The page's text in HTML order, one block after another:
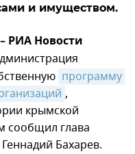
и имуществом.
РИА Новости
программу
,
крымской
сообщил глава
Бахарев.